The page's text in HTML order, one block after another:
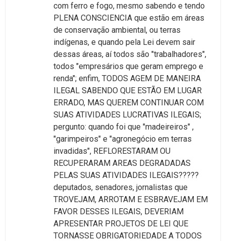
com ferro e fogo, mesmo sabendo e tendo
PLENA CONSCIENCIA que estão em áreas
de conservação ambiental, ou terras
indígenas, e quando pela Lei devem sair
dessas áreas, aí todos são "trabalhadores",
todos "empresários que geram emprego e
renda"; enfim, TODOS AGEM DE MANEIRA
ILEGAL SABENDO QUE ESTÃO EM LUGAR
ERRADO, MAS QUEREM CONTINUAR COM
SUAS ATIVIDADES LUCRATIVAS ILEGAIS;
pergunto: quando foi que "madeireiros" ,
"garimpeiros" e "agronegócio em terras
invadidas", REFLORESTARAM OU
RECUPERARAM AREAS DEGRADADAS
PELAS SUAS ATIVIDADES ILEGAIS?????
deputados, senadores, jornalistas que
TROVEJAM, ARROTAM E ESBRAVEJAM EM
FAVOR DESSES ILEGAIS, DEVERIAM
APRESENTAR PROJETOS DE LEI QUE
TORNASSE OBRIGATORIEDADE A TODOS